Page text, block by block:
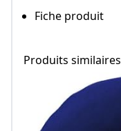
Fiche produit
Produits similaires